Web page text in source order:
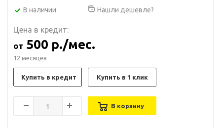
В наличии Нашли дешевле?
Цена в кредит:
от 500 р./мес.
12 месяцев
Купить в кредит
В корзину
Купить в 1 клик